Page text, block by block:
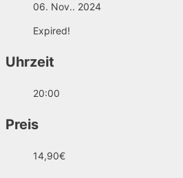
06. Nov.. 2024
Expired!
Uhrzeit
20:00
Preis
14,90€